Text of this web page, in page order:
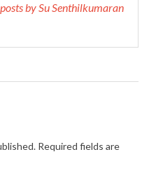
by Su Senthilkumaran
Required fields are